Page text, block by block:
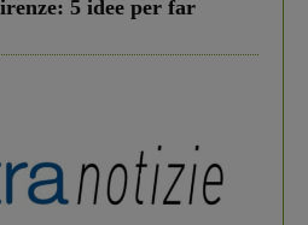
5 idee per far